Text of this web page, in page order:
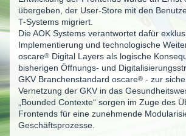
übergeben, der User-Store mit den
T-Systems migriert.
Die AOK Systems verantwortet dafür
Implementierung und technologische
oscare® Digital Layers als logische
bisherigen Öffnungs- und
GKV Branchenstandard oscare® - zur
Vernetzung der GKV in das
„Bounded Contexte“ sorgen im Zuge des
Frontends für eine zunehmende
Geschäftsprozesse.